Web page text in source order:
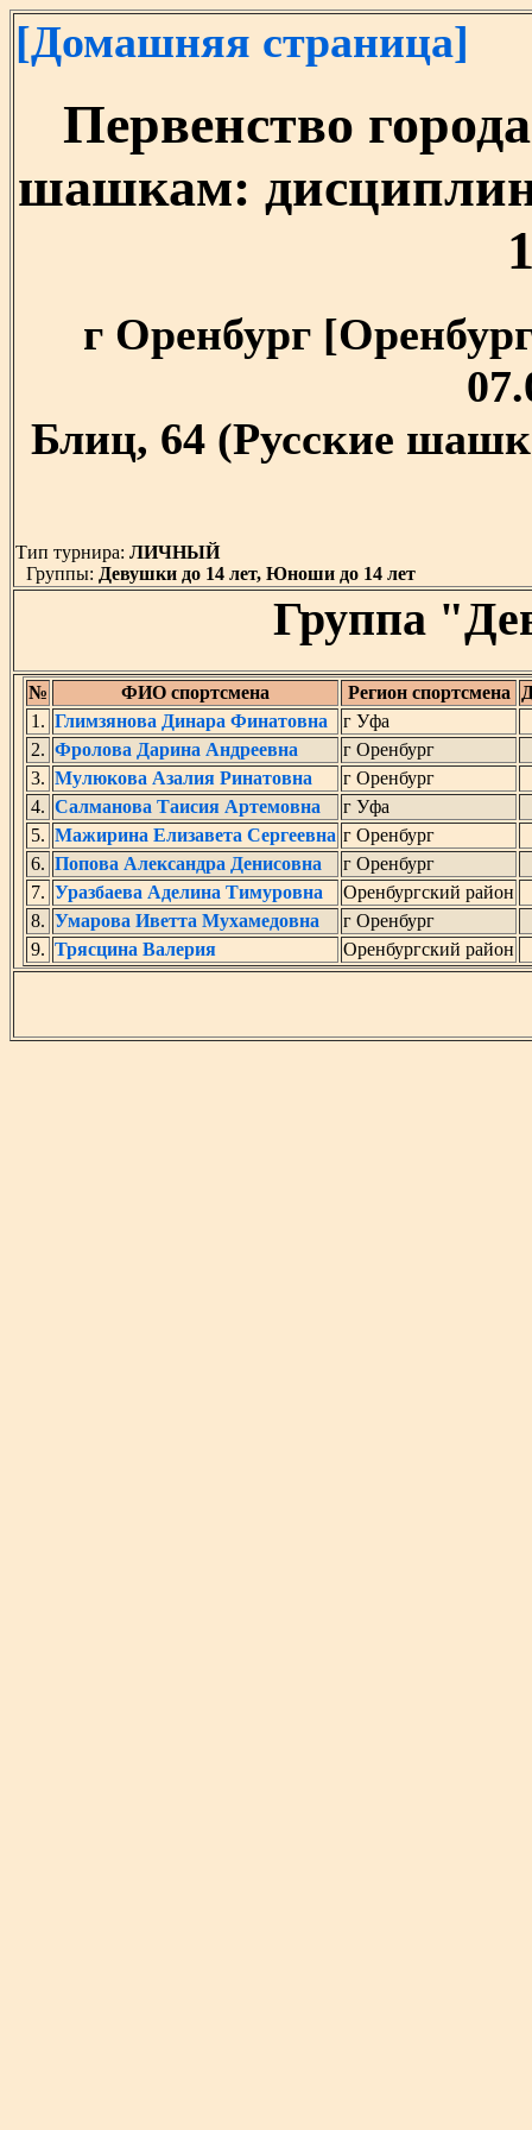
[Домашняя страница]
Первенство
шашкам:
г Оренбург
Блиц, 64 (Русские
Тип турнира: ЛИЧНЫЙ
Группы: Девушки до 14 лет, Юноши до 14 лет
Группа
№ ФИО спортсмена Регион спортсмена
1. Глимзянова Динара Финатовна
г Уфа
2. Фролова Дарина Андреевна
г Оренбург
3. Мулюкова Азалия Ринатовна
г Оренбург
4. Салманова Таисия Артемовна
г Уфа
5. Мажирина Елизавета Сергеевна г Оренбург
6. Попова Александра Денисовна
г Оренбург
7. Уразбаева Аделина Тимуровна
Оренбургский район
8. Умарова Иветта Мухамедовна
г Оренбург
9. Трясцина Валерия Оренбургский район